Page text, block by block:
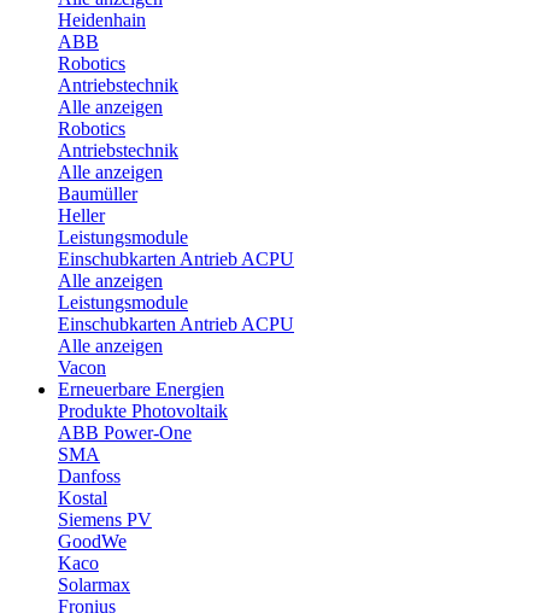
Heidenhain
ABB
Robotics
Antriebstechnik
Alle anzeigen
Robotics
Antriebstechnik
Alle anzeigen
Baumüller
Heller
Leistungsmodule
Einschubkarten Antrieb ACPU
Alle anzeigen
Leistungsmodule
Einschubkarten Antrieb ACPU
Alle anzeigen
Vacon
Erneuerbare Energien
Produkte Photovoltaik
ABB Power-One
SMA
Danfoss
Kostal
Siemens PV
GoodWe
Kaco
Solarmax
Fronius